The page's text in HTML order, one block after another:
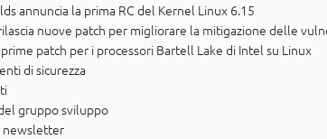
annuncia la prima RC del Kernel Linux 6.15
nuove patch per migliorare la mitigazione delle
patch per i processori Bartell Lake di Intel su Linux
di sicurezza
gruppo sviluppo
newsletter